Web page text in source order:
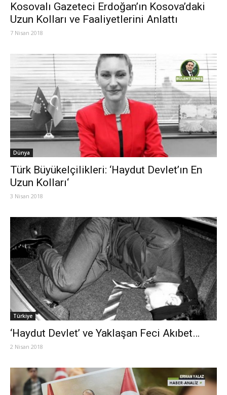
Kosovalı Gazeteci Erdoğan’ın Kosova’daki
Uzun Kolları ve Faaliyetlerini Anlattı
7 Nisan 2018
Dünya
Türk Büyükelçilikleri: ‘Haydut Devlet’ın En
Uzun Kolları‘
3 Nisan 2018
Türkiye
‘Haydut Devlet’ ve Yaklaşan Feci Akıbet…
2 Nisan 2018